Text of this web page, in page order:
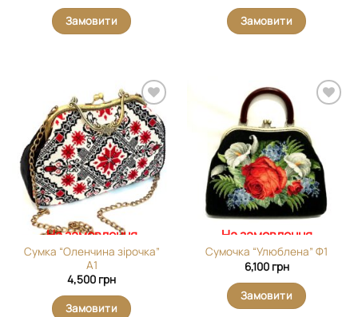
Замовити Замовити
Додати
виріб у
вибране
На замовлення
Сумка “Оленчина зірочка”
А1
4,500 грн
Замовити
виріб у
вибране
На замовлення
Сумочка “Улюблена” Ф1
6,100 грн
Замовити